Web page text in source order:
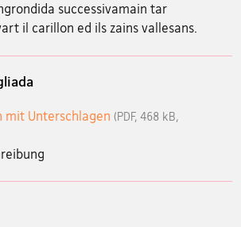
successivamain tar
il carillon ed ils zains vallesans.
mit Unterschlagen (PDF, 468 kB,